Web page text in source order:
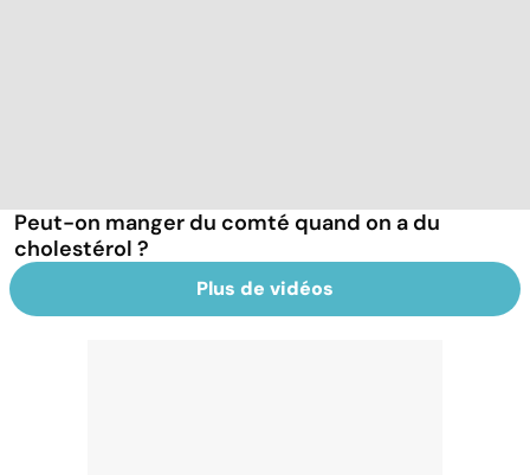
Peut-on manger du comté quand on a du
cholestérol ?
Plus de vidéos